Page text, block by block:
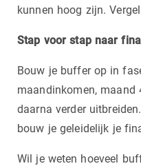
kunnen hoog zijn.
Stap voor stap naar
Bouw je buffer op in
maandinkomen, maand
daarna verder
bouw je geleidelijk je
Wil je weten hoeveel